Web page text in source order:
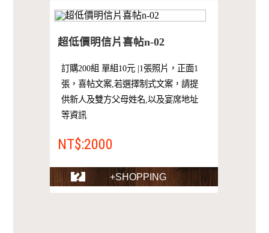
超低價明信片喜帖n-02
訂購200組 單組10元 |1張照片，正面1
張，喜帖文案,若選擇制式文案，請提
供新人及雙方父母姓名,以及宴席地址
等資訊
NT$:2000
+SHOPPING